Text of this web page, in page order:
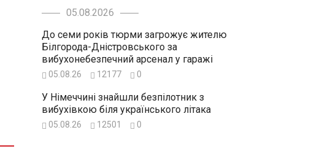
05.08.2026
До семи років тюрми загрожує жителю
Білгорода-Дністровського за
вибухонебезпечний арсенал у гаражі
05.08.26 12177 0
У Німеччині знайшли безпілотник з
вибухівкою біля українського літака
05.08.26 12501 0